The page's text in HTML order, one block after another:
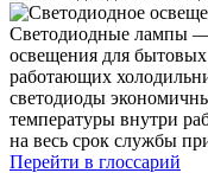
Светодиодные лампы
освещения для
работающих
светодиоды
температуры внутри
на весь срок службы
Перейти в глоссарий